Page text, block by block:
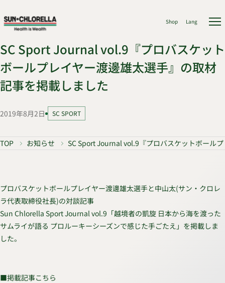
Shop Lang
SC Sport Journal vol.9『プロバスケット
ボールプレイヤー渡邊雄太選手』の取材
記事を掲載しました
2019年8月2日 SC SPORT
TOP お知らせ SC Sport Journal vol.9『プロバスケットボール
プロバスケットボールプレイヤー渡邊雄太選手と中山太(サン・クロレ
ラ代表取締役社長)の対談記事
Sun Chlorella Sport Journal vol.9「越境者の凱旋 日本から海を渡った
サムライが語る プロルーキーシーズンで感じた手ごたえ」を掲載しま
した。
■掲載記事こちら